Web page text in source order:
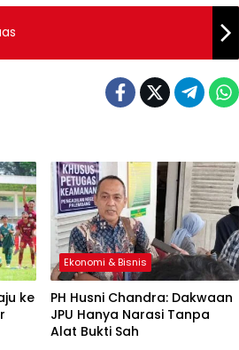
ke
Ekonomi & Bisnis
PH Husni Chandra: Dakwaan
JPU Hanya Narasi Tanpa
Alat Bukti Sah